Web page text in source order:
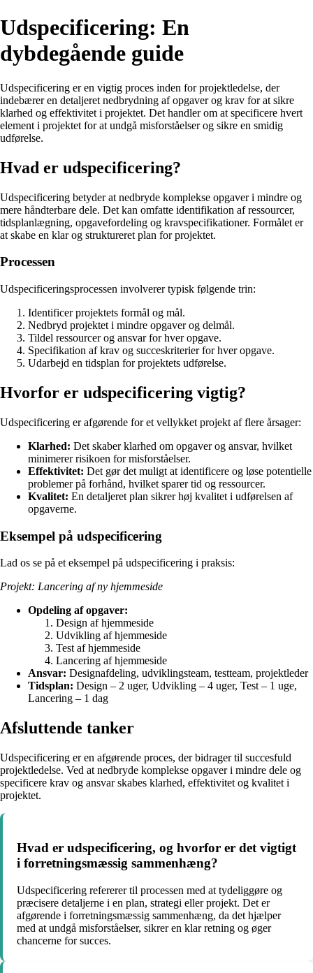
Udspecificering: En
dybdegående guide
Udspecificering er en vigtig proces inden for projektledelse, der
indebærer en detaljeret nedbrydning af opgaver og krav for at sikre
klarhed og effektivitet i projektet. Det handler om at specificere hvert
element i projektet for at undgå misforståelser og sikre en smidig
udførelse.
Hvad er udspecificering?
Udspecificering betyder at nedbryde komplekse opgaver i mindre og
mere håndterbare dele. Det kan omfatte identifikation af ressourcer,
tidsplanlægning, opgavefordeling og kravspecifikationer. Formålet er
at skabe en klar og struktureret plan for projektet.
Processen
Udspecificeringsprocessen involverer typisk følgende trin:
Identificer projektets formål og mål.
Nedbryd projektet i mindre opgaver og delmål.
Tildel ressourcer og ansvar for hver opgave.
Specifikation af krav og succeskriterier for hver opgave.
Udarbejd en tidsplan for projektets udførelse.
Hvorfor er udspecificering vigtig?
Udspecificering er afgørende for et vellykket projekt af flere årsager:
Klarhed: Det skaber klarhed om opgaver og ansvar, hvilket
minimerer risikoen for misforståelser.
Effektivitet: Det gør det muligt at identificere og løse potentielle
problemer på forhånd, hvilket sparer tid og ressourcer.
Kvalitet: En detaljeret plan sikrer høj kvalitet i udførelsen af
opgaverne.
Eksempel på udspecificering
Lad os se på et eksempel på udspecificering i praksis:
Projekt: Lancering af ny hjemmeside
Opdeling af opgaver:
Design af hjemmeside
Udvikling af hjemmeside
Test af hjemmeside
Lancering af hjemmeside
Ansvar: Designafdeling, udviklingsteam, testteam, projektleder
Tidsplan: Design – 2 uger, Udvikling – 4 uger, Test – 1 uge,
Lancering – 1 dag
Afsluttende tanker
Udspecificering er en afgørende proces, der bidrager til succesfuld
projektledelse. Ved at nedbryde komplekse opgaver i mindre dele og
specificere krav og ansvar skabes klarhed, effektivitet og kvalitet i
projektet.
Hvad er udspecificering, og hvorfor er det vigtigt
i forretningsmæssig sammenhæng?
Udspecificering refererer til processen med at tydeliggøre og
præcisere detaljerne i en plan, strategi eller projekt. Det er
afgørende i forretningsmæssig sammenhæng, da det hjælper
med at undgå misforståelser, sikrer en klar retning og øger
chancerne for succes.